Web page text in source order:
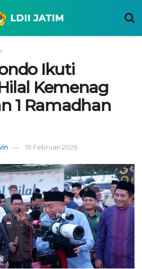
Ikuti
Kemenag
1 Ramadhan
19 Februari 2026